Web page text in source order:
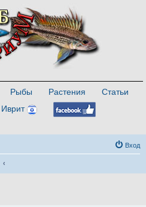
Рыбы Растения
Статьи
Иврит
Вход